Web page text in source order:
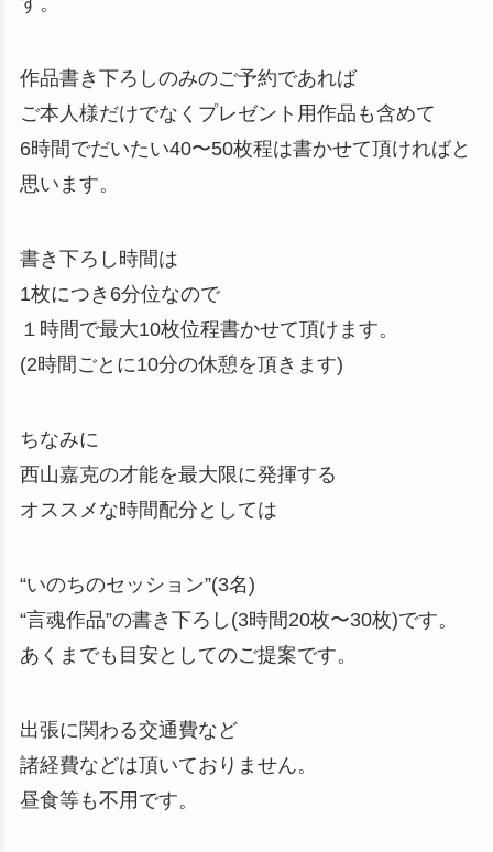
作品書き下ろしのみのご予約であれば
ご本人様だけでなくプレゼント用作品も含めて
6時間でだいたい40〜50枚程は書かせて頂ければと
思います。
書き下ろし時間は
1枚につき6分位なので
１時間で最大10枚位程書かせて頂けます。
(2時間ごとに10分の休憩を頂きます)
ちなみに
西山嘉克の才能を最大限に発揮する
オススメな時間配分としては
“いのちのセッション”(3名)
“言魂作品”の書き下ろし(3時間20枚〜30枚)です。
あくまでも目安としてのご提案です。
出張に関わる交通費など
諸経費などは頂いておりません。
昼食等も不用です。